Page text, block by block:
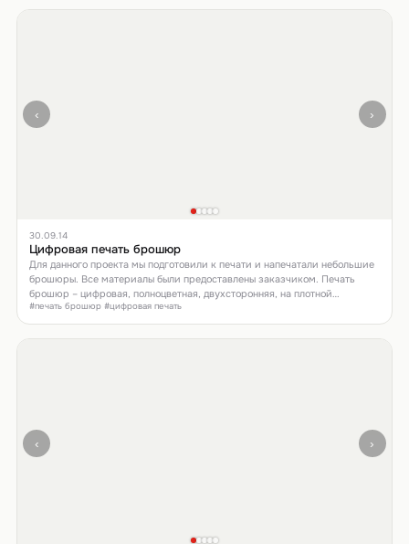
‹ ›
30.09.14
Цифровая печать брошюр
Для данного проекта мы подготовили к печати и напечатали небольшие
брошюры. Все материалы были предоставлены заказчиком. Печать
брошюр – цифровая, полноцветная, двухсторонняя, на плотной
мелованной бумаге.
#печать брошюр #цифровая печать
‹ ›